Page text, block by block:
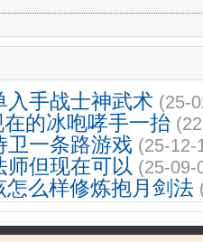
入手战士神武术 (25-
的冰咆哮手一抬
卫一条路游戏 (25-12-
师但现在可以 (25-09-
么样修炼抱月剑法